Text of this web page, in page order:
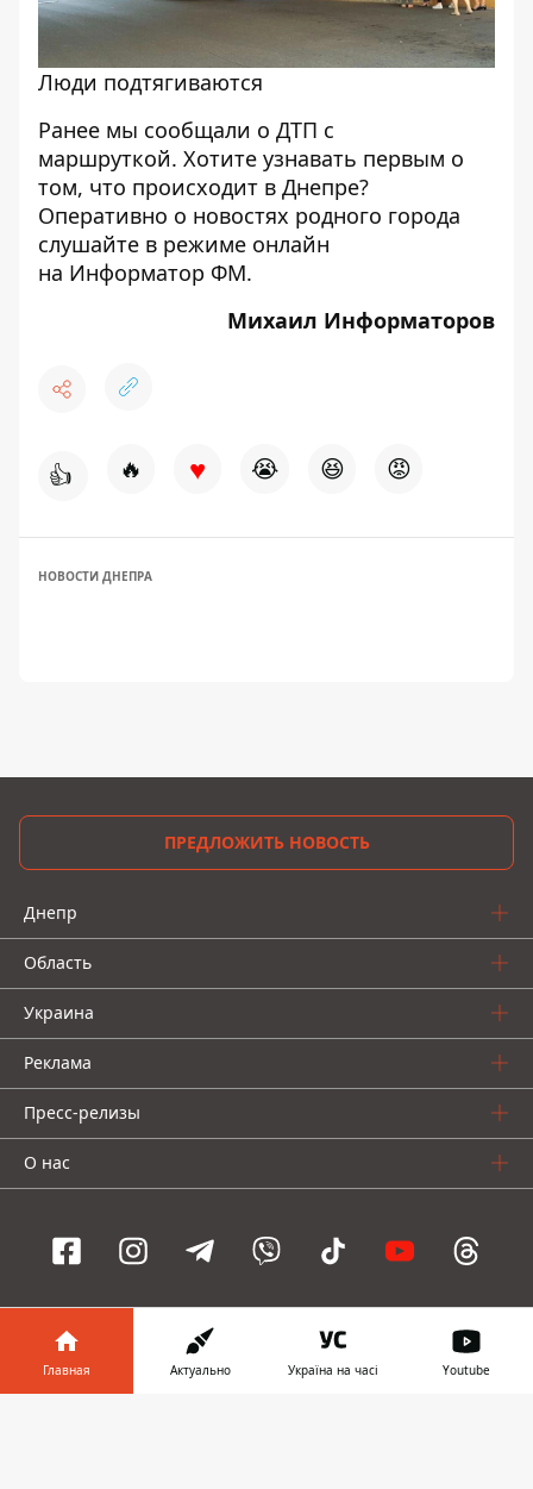
Люди подтягиваются
Ранее мы сообщали о ДТП с
маршруткой. Хотите узнавать первым о
том, что происходит в Днепре?
Оперативно о новостях родного города
слушайте в режиме онлайн
на Информатор ФМ.
Михаил Информаторов
👍 🔥 ♥ 😭 😆 😡
НОВОСТИ ДНЕПРА
ПРЕДЛОЖИТЬ НОВОСТЬ
Днепр
Область
Украина
Реклама
Пресс-релизы
О нас
Информатор проекты
Информатор
Информатор
Информатор
Главная Актуально Україна на часі Youtube